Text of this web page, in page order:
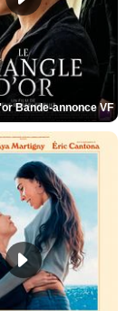
Bande-annonce VF